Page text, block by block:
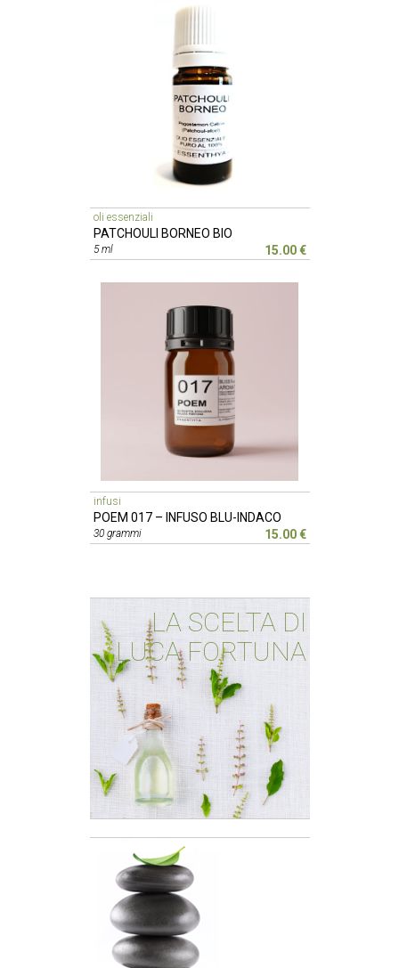
oli essenziali
PATCHOULI BORNEO BIO
5 ml 15.00 €
infusi
POEM 017 – INFUSO BLU-INDACO
30 grammi 15.00 €
LA SCELTA DI
LUCA FORTUNA